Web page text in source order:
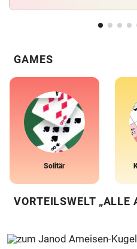
GAMES
Solitär
VORTEILSWELT „ALLE